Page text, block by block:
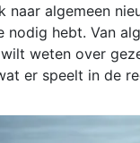
algemeen
hebt. Van
weten over
er speelt in de